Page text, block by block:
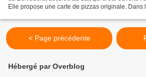
Elle propose une carte de pizzas originale. Dans
< Page précédente
Hébergé par Overblog